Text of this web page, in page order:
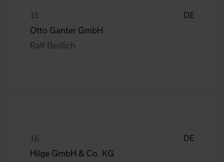
DE
Otto Ganter GmbH
Ralf Beitlich
DE
Hilge GmbH & Co. KG